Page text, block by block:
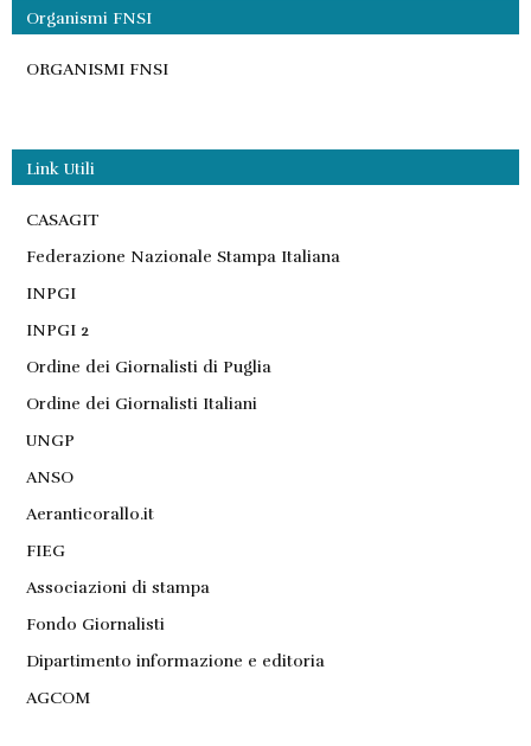
Organismi FNSI
ORGANISMI FNSI
Link Utili
CASAGIT
Federazione Nazionale Stampa Italiana
INPGI
INPGI 2
Ordine dei Giornalisti di Puglia
Ordine dei Giornalisti Italiani
UNGP
ANSO
Aeranticorallo.it
FIEG
Associazioni di stampa
Fondo Giornalisti
Dipartimento informazione e editoria
AGCOM